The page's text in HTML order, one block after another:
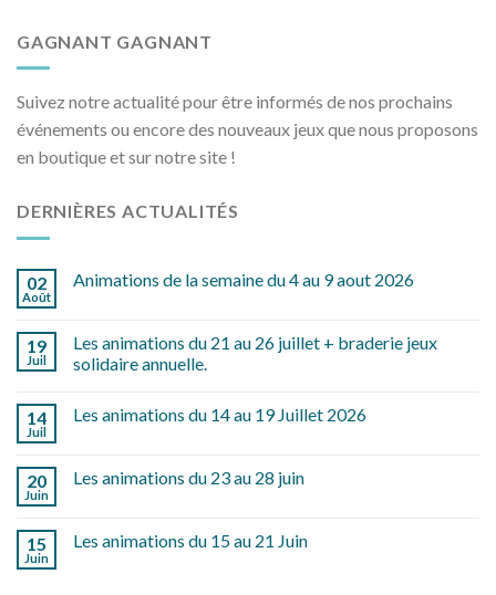
GAGNANT GAGNANT
Suivez notre actualité pour être informés de nos prochains
événements ou encore des nouveaux jeux que nous proposons
en boutique et sur notre site !
DERNIÈRES ACTUALITÉS
02
Août
Animations de la semaine du 4 au 9 aout 2026
19
Juil
Les animations du 21 au 26 juillet + braderie jeux
solidaire annuelle.
14
Juil
Les animations du 14 au 19 Juillet 2026
20
Juin
Les animations du 23 au 28 juin
15
Juin
Les animations du 15 au 21 Juin